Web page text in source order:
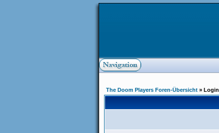
The Doom Players Foren-Übersicht » Login